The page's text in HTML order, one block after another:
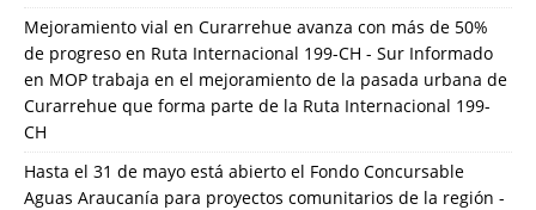
Mejoramiento vial en Curarrehue avanza con más de 50%
de progreso en Ruta Internacional 199-CH - Sur Informado
en MOP trabaja en el mejoramiento de la pasada urbana de
Curarrehue que forma parte de la Ruta Internacional 199-
CH
Hasta el 31 de mayo está abierto el Fondo Concursable
Aguas Araucanía para proyectos comunitarios de la región -